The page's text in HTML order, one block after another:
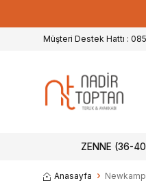
Müşteri Destek Hattı :
ZENNE (36-
Anasayfa Newkamp